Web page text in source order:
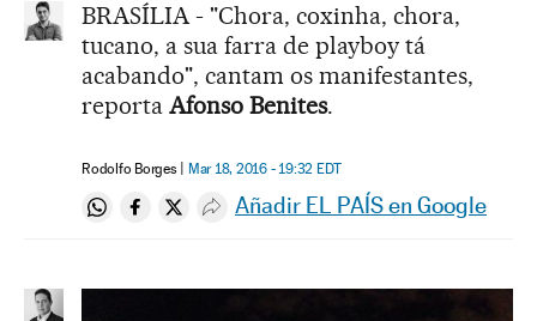
BRASÍLIA - "Chora, coxinha, chora,
tucano, a sua farra de playboy tá
acabando", cantam os manifestantes,
reporta Afonso Benites.
Rodolfo Borges Mar 18, 2016 - 19:32 EDT
Compartir en Whatsapp
Compartir en Facebook
Compartir en Twitter
Desplegar Redes Sociales
Añadir EL PAÍS en Google